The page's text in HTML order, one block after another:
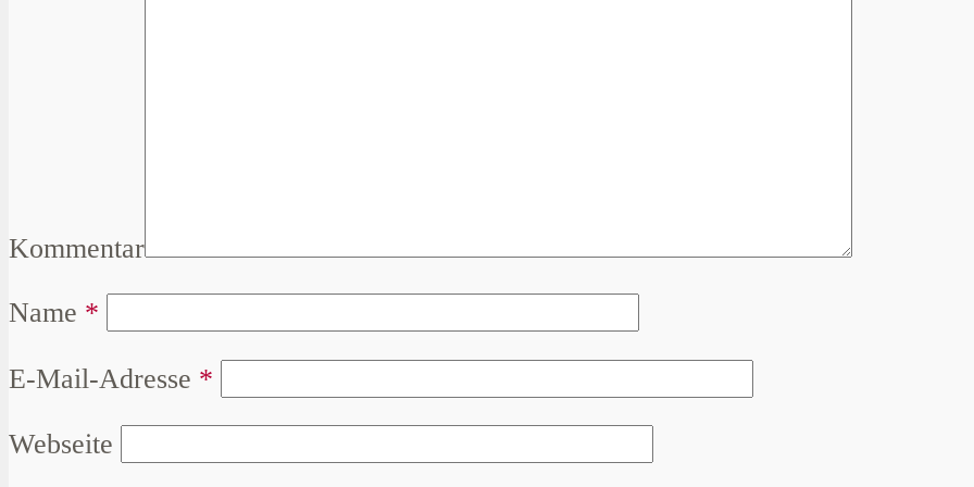
Kommentar
Name *
E-Mail-Adresse *
Webseite